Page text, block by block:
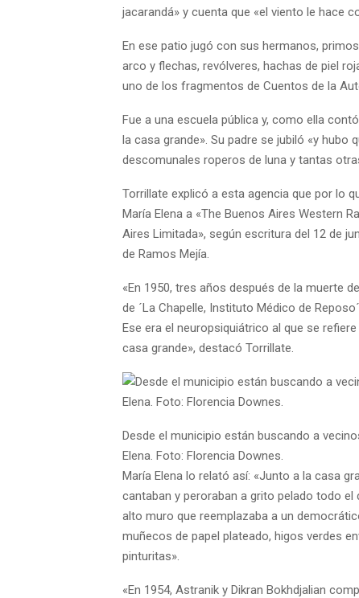
jacarandá» y cuenta que «el viento le hace
En ese patio jugó con sus hermanos,
arco y flechas, revólveres, hachas de piel
uno de los fragmentos de Cuentos de la
Fue a una escuela pública y, como ella
la casa grande». Su padre se jubiló «y hubo
descomunales roperos de luna y tantas
Torrillate explicó a esta agencia que por lo
María Elena a «The Buenos Aires Western
Aires Limitada», según escritura del 12 de
de Ramos Mejía.
«En 1950, tres años después de la muerte
de ´La Chapelle, Instituto Médico de
Ese era el neuropsiquiátrico al que se
casa grande», destacó Torrillate.
Desde el municipio están buscando a
Elena. Foto: Florencia Downes.
María Elena lo relató así: «Junto a la casa
cantaban y peroraban a grito pelado todo el
alto muro que reemplazaba a un
muñecos de papel plateado, higos verdes
pinturitas».
«En 1954, Astranik y Dikran Bokhdjalian